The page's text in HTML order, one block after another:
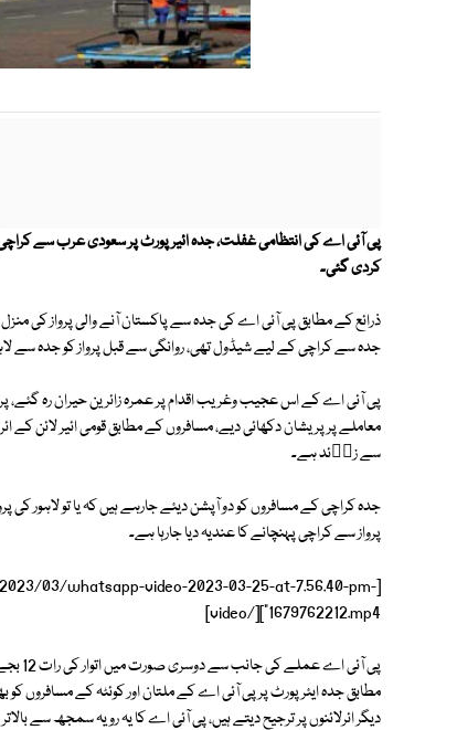
پی آئی اے کی انتظامی غفلت، جدہ ائیرپورٹ پر سعودی عرب سے کراچی
کردی گئی۔
جدہ سے کراچی کے لیے شیڈول تھی، روانگی سے قبل پرواز کو جدہ سے
پی آئی اے کے اس عجیب وغریب اقدام پر عمرہ زائرین حیران رہ گئے،
سے زاٙئد ہے۔
جدہ کراچی کے مسافروں کو دو آپشن دیئے جارہے ہیں کہ یا تو لاہور کی
پرواز سے کراچی پہنچانے کا عندیہ دیا جارہا ہے۔
03/whatsapp-video-2023-03-25-at-7.56.40-pm-
1679762212.mp4"][/video]
پی
مطابق جدہ ایئرپورٹ پر پی آئی اے کے ملتان اور کوئٹہ کے مسافروں
دیگر ائرلائنوں پر ترجیح دیتے ہیں، پی آئی اے کا یہ رویہ سمجھ سے